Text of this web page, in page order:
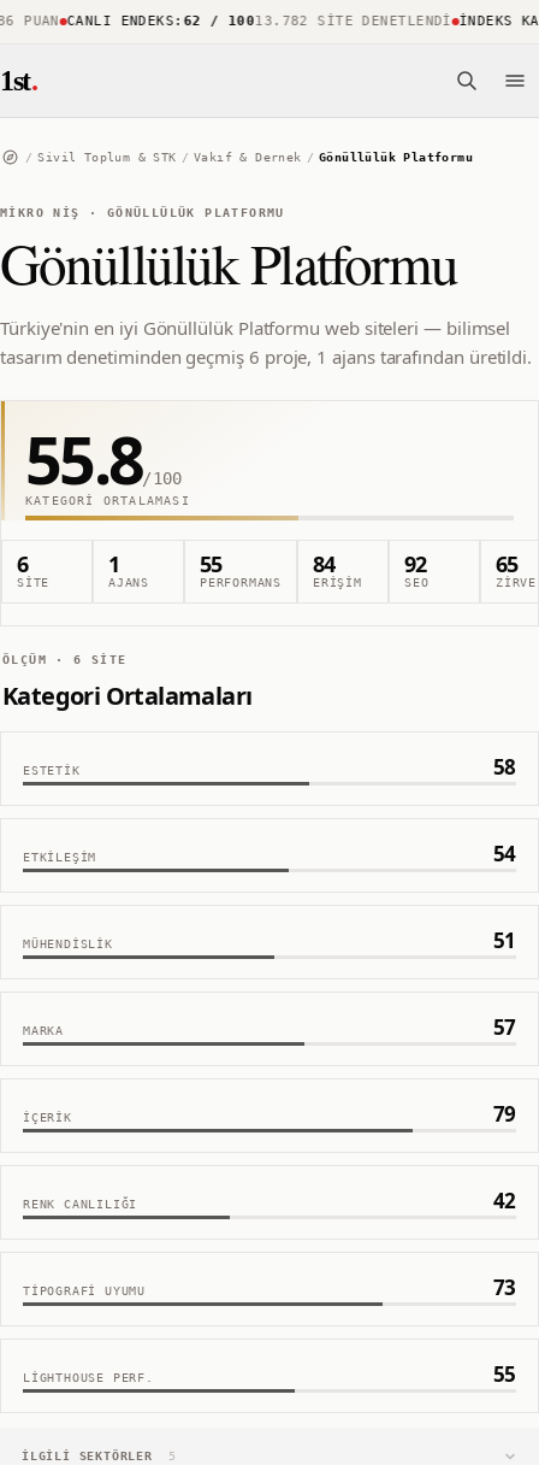
CANLI ENDEKS:62 / 10013.782 SITE DENETLENDI İNDEKS
1st.
/ Sivil Toplum & STK / Vakıf & Dernek / Gönüllülük Platformu
MIKRO NIŞ · GÖNÜLLÜLÜK PLATFORMU
Gönüllülük Platformu
Türkiye'nin en iyi Gönüllülük Platformu web siteleri — bilimsel
tasarım denetiminden geçmiş 6 proje, 1 ajans tarafından üretildi.
55.8/100
KATEGORI ORTALAMASI
6
SITE
1
AJANS
55
PERFORMANS
84
ERIŞIM
92
SEO
65
ZIRVE
ÖLÇÜM ·6 SITE
Kategori Ortalamaları
ESTETIK 58
ETKILEŞIM 54
MÜHENDISLIK 51
MARKA 57
İÇERIK 79
RENK CANLILIĞI 42
TIPOGRAFI UYUMU 73
LIGHTHOUSE PERF. 55
İLGILI SEKTÖRLER 5